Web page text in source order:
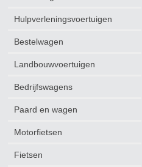
Hulpverleningsvoertuigen
Bestelwagen
Landbouwvoertuigen
Bedrijfswagens
Paard en wagen
Motorfietsen
Fietsen